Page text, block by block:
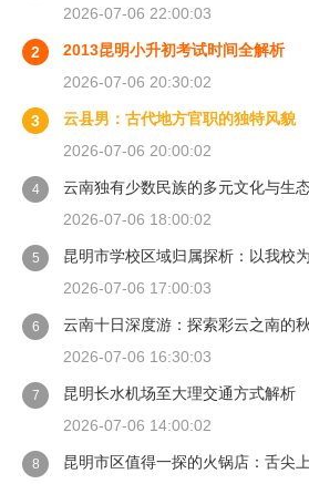
2026-07-06 22:00:03
2
2013昆明小升初考试时间全解析
2026-07-06 20:30:02
3
云县男：古代地方官职的独特风貌
2026-07-06 20:00:02
4
云南独有少数民族的多元文化与生
2026-07-06 18:00:02
5
昆明市学校区域归属探析：以我校
2026-07-06 17:00:03
6
云南十日深度游：探索彩云之南的
2026-07-06 16:30:03
7
昆明长水机场至大理交通方式解析
2026-07-06 14:00:02
8
昆明市区值得一探的火锅店：舌尖